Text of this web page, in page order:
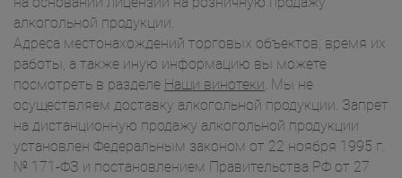
алкогольной продукции.
Адреса местонахождений торговых объектов, время их
работы, а также иную информацию вы можете
посмотреть в разделе Наши винотеки. Мы не
осуществляем доставку алкогольной продукции. Запрет
на дистанционную продажу алкогольной продукции
установлен Федеральным законом от 22 ноября 1995 г.
№ 171-ФЗ и постановлением Правительства РФ от 27